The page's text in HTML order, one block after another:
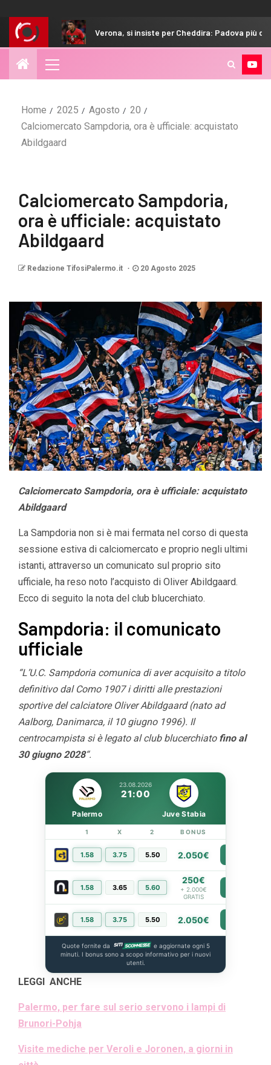
Verona, si insiste per Cheddira: Padova più defilato
Home 2025 Agosto
20
Calciomercato Sampdoria, ora è ufficiale: acquistato
Abildgaard
Calciomercato Sampdoria,
ora è ufficiale: acquistato
Abildgaard
Redazione TifosiPalermo.it 20 Agosto 2025
Calciomercato Sampdoria, ora è ufficiale: acquistato
Abildgaard
La Sampdoria non si è mai fermata nel corso di questa
sessione estiva di calciomercato e proprio negli ultimi
istanti, attraverso un comunicato sul proprio sito
ufficiale, ha reso noto l’acquisto di Oliver Abildgaard.
Ecco di seguito la nota del club blucerchiato.
Sampdoria: il comunicato
ufficiale
“L’U.C. Sampdoria comunica di aver acquisito a titolo
definitivo dal Como 1907 i diritti alle prestazioni
sportive del calciatore Oliver Abildgaard (nato ad
Aalborg, Danimarca, il 10 giugno 1996). Il
centrocampista si è legato al club blucerchiatofino al
30 giugno 2028“.
23.08.2026
21:00
Palermo Juve Stabia
1 X 2 BONUS
1.58 3.75 5.50 2.050€
1.58 3.65 5.60
250€
+ 2.000€
GRATIS
1.58 3.75 5.50 2.050€
Quote fornite da
e aggiornate ogni 5
minuti. I bonus sono a scopo informativo per i nuovi
utenti.
LEGGI ANCHE
Palermo, per fare sul serio servono i lampi di
Brunori-Pohja
Visite mediche per Veroli e Joronen, a giorni in